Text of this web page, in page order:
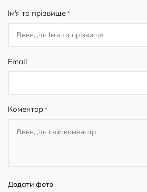
Ім'я та прізвище
Email
Коментар
Додати фото